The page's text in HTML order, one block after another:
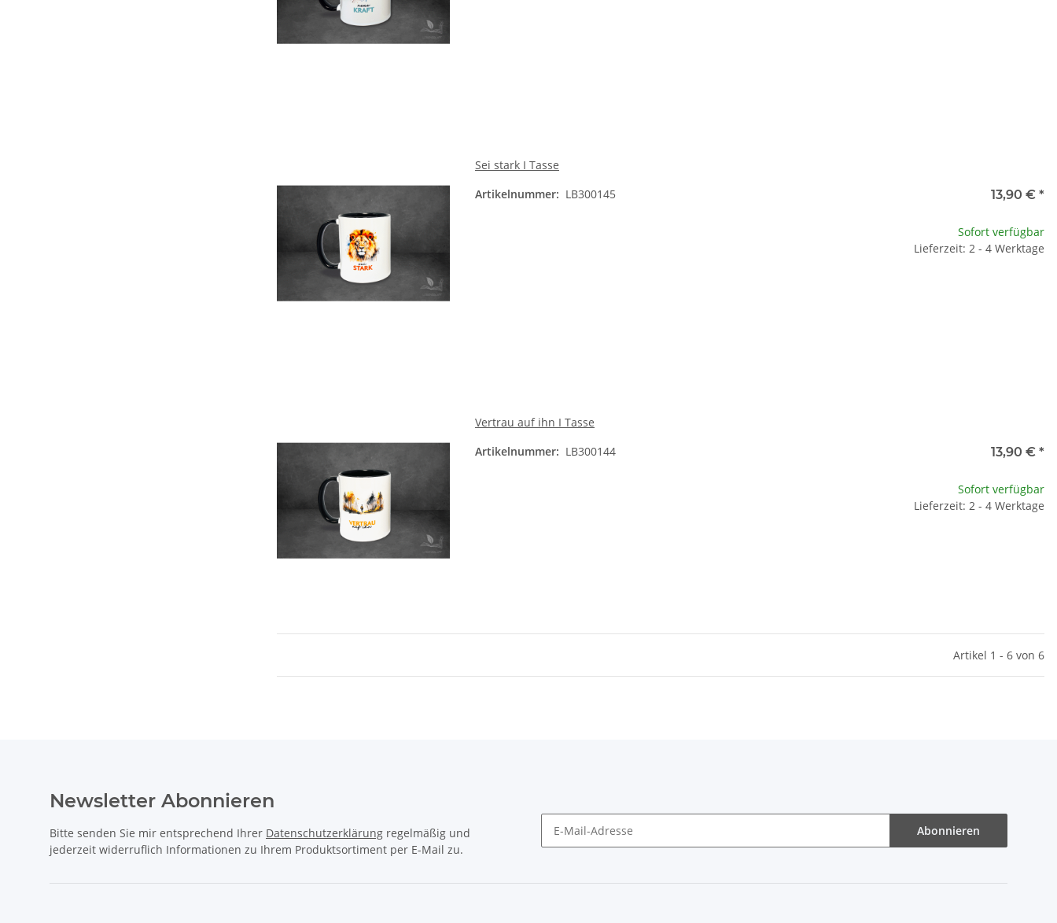
Sei stark I Tasse
Artikelnummer: LB300145 13,90 € *
Sofort verfügbar
Lieferzeit: 2 - 4 Werktage
Vertrau auf ihn I Tasse
Artikelnummer: LB300144 13,90 € *
Sofort verfügbar
Lieferzeit: 2 - 4 Werktage
Artikel 1 - 6 von 6
Newsletter Abonnieren
Bitte senden Sie mir entsprechend Ihrer Datenschutzerklärung regelmäßig und
jederzeit widerruflich Informationen zu Ihrem Produktsortiment per E-Mail zu.
Abonnieren